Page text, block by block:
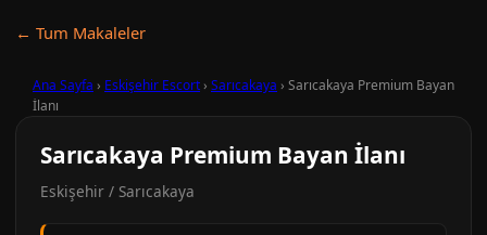
← Tum Makaleler
Ana Sayfa › Eskişehir Escort› Sarıcakaya › Sarıcakaya Premium Bayan
İlanı
Sarıcakaya Premium Bayan İlanı
Eskişehir / Sarıcakaya